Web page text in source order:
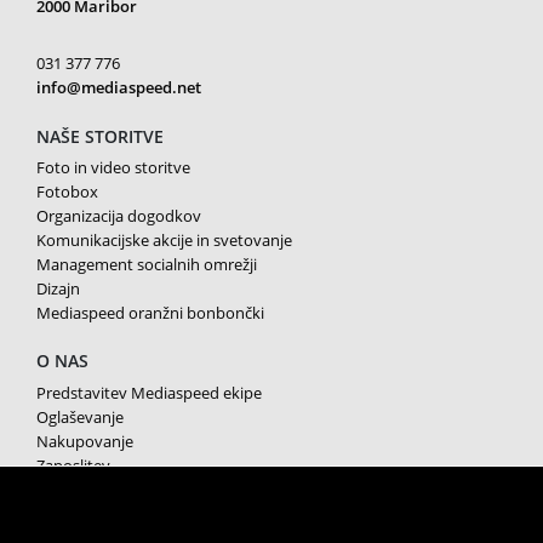
2000 Maribor
031 377 776
info@mediaspeed.net
NAŠE STORITVE
Foto in video storitve
Fotobox
Organizacija dogodkov
Komunikacijske akcije in svetovanje
Management socialnih omrežji
Dizajn
Mediaspeed oranžni bonbončki
O NAS
Predstavitev Mediaspeed ekipe
Oglaševanje
Nakupovanje
Zaposlitev